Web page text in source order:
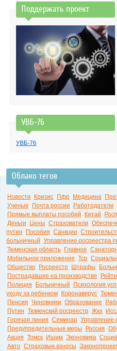
Поддержать проект
УВБ-76
УВБ-76
Облако тегов
Новости Кризис Пфр Медицина
Ученые
Почта россии Работодатели
Прямые выплаты пособий
Китай
Деньги
Цены Страхователи
путин
Пособия Санкции
больничный Управление росреестра
Тюменская область
Главное
Мобильное приложение Тср
Общество
Росреестр Штрафы
Пострадавшие на производстве
Полиция
Больничный Психология
уходу за ребенком
Коронавирус
Пенсия
Чиновники Образование
Путин Тюменский росреестр Жкх
Горячая линия Семинар Управление
Предупредительные меры
Россия
Акция Томск Ишим Экономика
Авто Страховые взносы